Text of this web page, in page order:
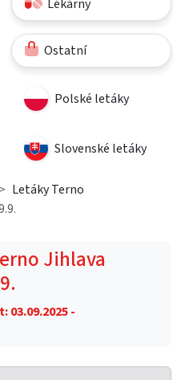
Lékárny
Ostatní
Polské letáky
Slovenské letáky
Letáky Terno
Jihlava
03.09.2025 -